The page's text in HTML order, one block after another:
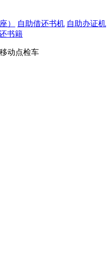
） 自助借还书机 自助办证机
书籍
移动点检车